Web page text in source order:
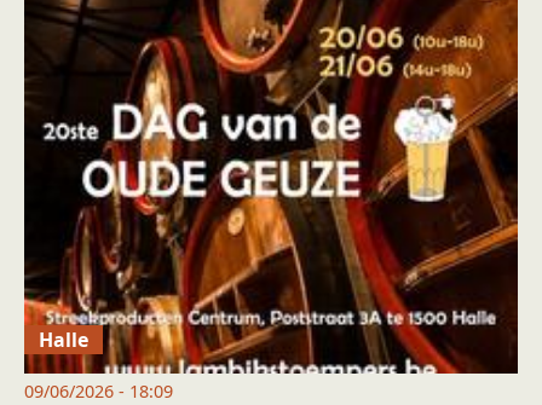
Halle
09/06/2026 - 18:09